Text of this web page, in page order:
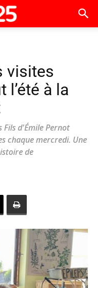
visites
à la
Fils d'Émile Pernot
chaque mercredi. Une
de